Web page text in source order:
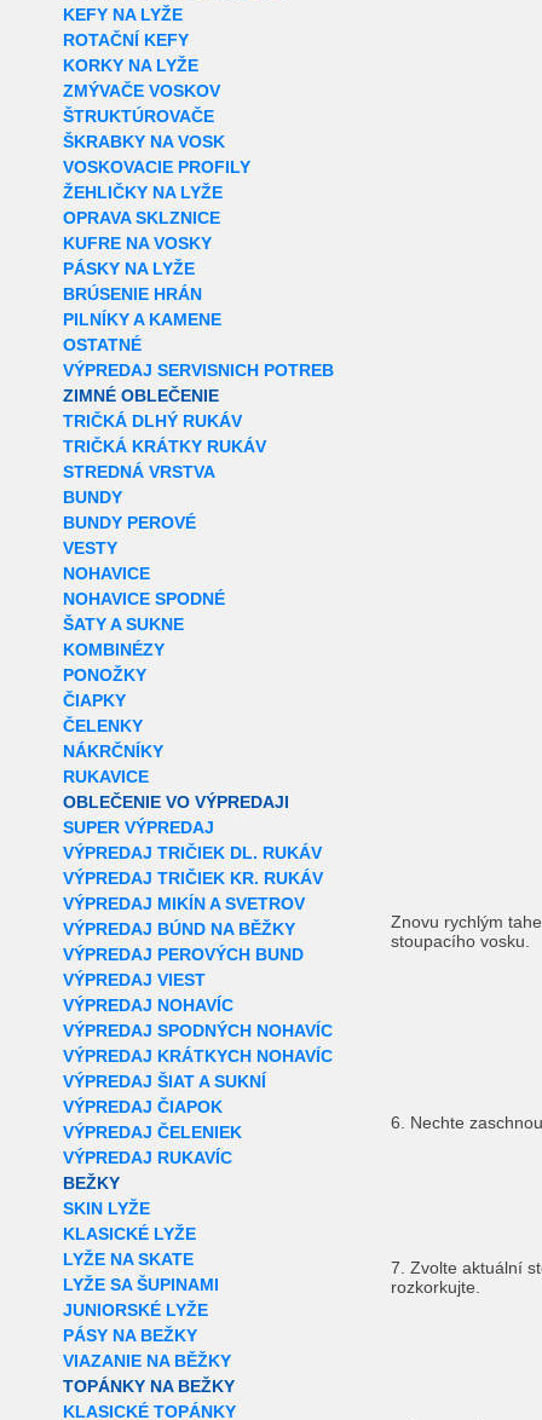
KEFY NA LYŽE
ROTAČNÍ KEFY
KORKY NA LYŽE
ZMÝVAČE VOSKOV
ŠTRUKTÚROVAČE
ŠKRABKY NA VOSK
VOSKOVACIE PROFILY
ŽEHLIČKY NA LYŽE
OPRAVA SKLZNICE
KUFRE NA VOSKY
PÁSKY NA LYŽE
BRÚSENIE HRÁN
PILNÍKY A KAMENE
OSTATNÉ
VÝPREDAJ SERVISNICH POTREB
ZIMNÉ OBLEČENIE
TRIČKÁ DLHÝ RUKÁV
TRIČKÁ KRÁTKY RUKÁV
STREDNÁ VRSTVA
BUNDY
BUNDY PEROVÉ
VESTY
NOHAVICE
NOHAVICE SPODNÉ
ŠATY A SUKNE
KOMBINÉZY
PONOŽKY
ČIAPKY
ČELENKY
NÁKRČNÍKY
RUKAVICE
OBLEČENIE VO VÝPREDAJI
SUPER VÝPREDAJ
VÝPREDAJ TRIČIEK DL. RUKÁV
VÝPREDAJ TRIČIEK KR. RUKÁV
VÝPREDAJ MIKÍN A SVETROV
VÝPREDAJ BÚND NA BĚŽKY
VÝPREDAJ PEROVÝCH BUND
VÝPREDAJ VIEST
VÝPREDAJ NOHAVÍC
VÝPREDAJ SPODNÝCH NOHAVÍC
VÝPREDAJ KRÁTKYCH NOHAVÍC
VÝPREDAJ ŠIAT A SUKNÍ
VÝPREDAJ ČIAPOK
VÝPREDAJ ČELENIEK
VÝPREDAJ RUKAVÍC
BEŽKY
SKIN LYŽE
KLASICKÉ LYŽE
LYŽE NA SKATE
LYŽE SA ŠUPINAMI
JUNIORSKÉ LYŽE
PÁSY NA BEŽKY
VIAZANIE NA BĚŽKY
TOPÁNKY NA BEŽKY
KLASICKÉ TOPÁNKY
Znovu rychlým
stoupacího vosku.
6. Nechte
7. Zvolte aktuální
rozkorkujte.